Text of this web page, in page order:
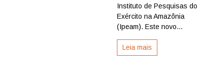
Instituto de Pesquisas do
Exército na Amazônia
(Ipeam). Este novo...
Leia mais